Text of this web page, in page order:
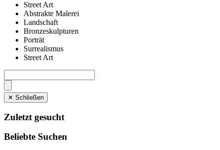
Street Art
Abstrakte Malerei
Landschaft
Bronzeskulpturen
Porträt
Surrealismus
Street Art
✕ Schließen
Zuletzt gesucht
Beliebte Suchen